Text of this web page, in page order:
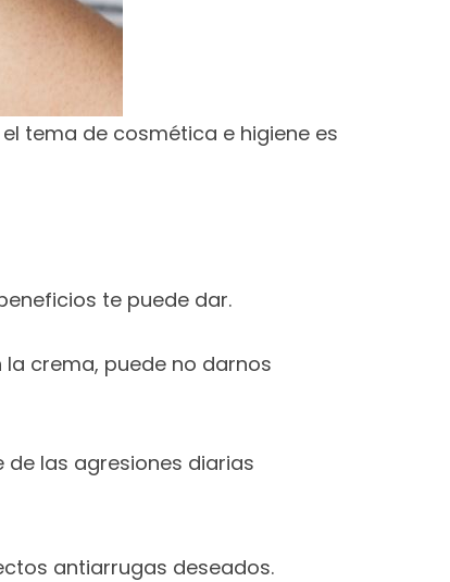
tema de cosmética e higiene es
te puede dar.
crema, puede no darnos
las agresiones diarias
antiarrugas deseados.